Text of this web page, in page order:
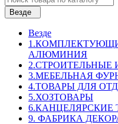
Везде
Везде
АЛЮМИНИЯ
3.МЕБЕЛЬНАЯ
4.ТОВАРЫ ДЛЯ
5.ХОЗТОВАРЫ
6.КАНЦЕЛЯРСКИЕ
9. ФАБРИКА